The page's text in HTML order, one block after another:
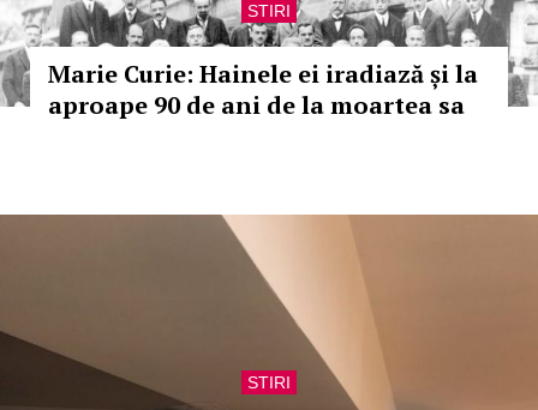
STIRI
Marie Curie: Hainele ei iradiază și la
aproape 90 de ani de la moartea sa
STIRI